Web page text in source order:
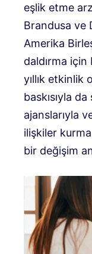
eşlik etme
Brandusa ve
Amerika
daldırma için
yıllık etkinlik
baskısıyla
ajanslarıyla
ilişkiler
bir değişim